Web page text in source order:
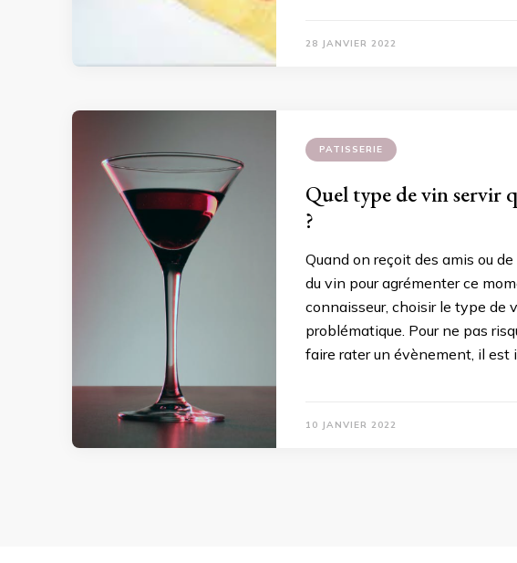
28 JANVIER 2022
PATISSERIE
Quel type de vin servir
?
Quand on reçoit des amis ou
du vin pour agrémenter ce
connaisseur, choisir le type de
problématique. Pour ne pas
faire rater un évènement, il est
10 JANVIER 2022